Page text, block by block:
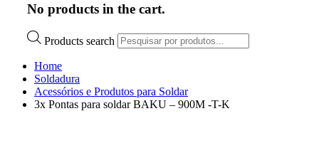
No products in the cart.
Products search
Home
Soldadura
Acessórios e Produtos para Soldar
3x Pontas para soldar BAKU – 900M -T-K